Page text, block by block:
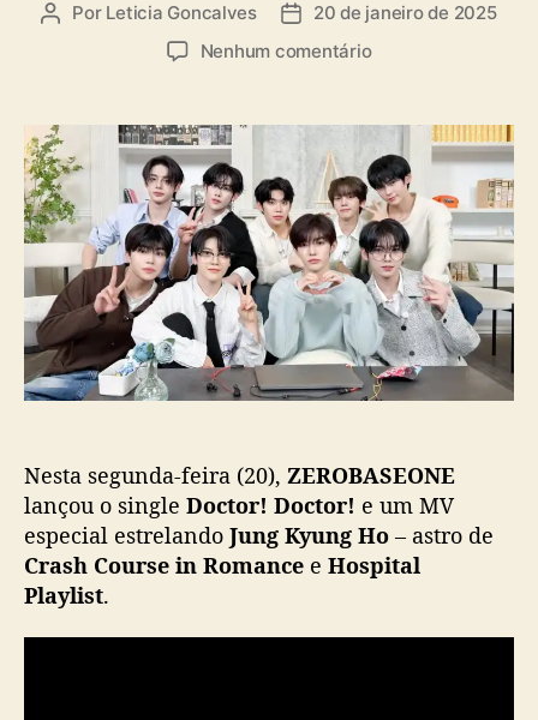
A
r
d
o
p
o
t
Por Leticia Goncalves
D
d
u
b
l
i
c
a
ç
ã
20 de janeiro de 2025
Nenhum comentárioe
E
R
O
B
A
S
E
O
N
E
l
ç
a
s
n
Nesta segunda-feira (20), ZEROBASEONE
lançou o single Doctor! Doctor! e um MV
especial estrelando Jung Kyung Ho – astro de
Crash Course in Romance e Hospital
Playlist.